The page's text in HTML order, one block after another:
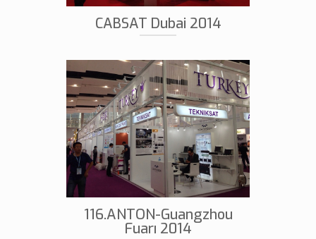
CABSAT Dubai 2014
116.ANTON-Guangzhou
Fuarı 2014